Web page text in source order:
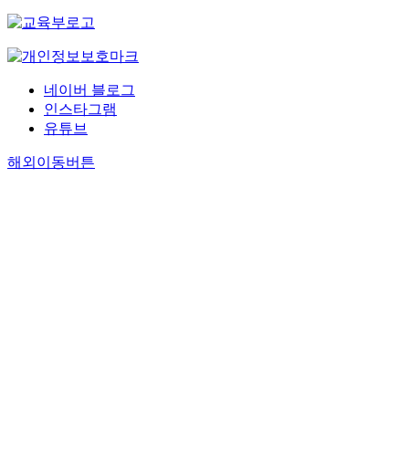
네이버 블로그
인스타그램
유튜브
해외이동버튼